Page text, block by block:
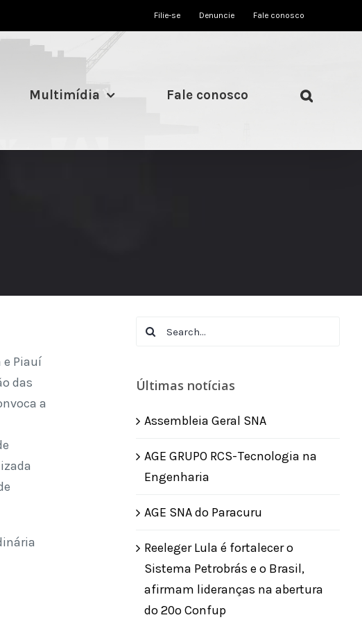
Filie-se Denuncie Fale conosco
Multimídia Fale conosco
e Piauí
das
a
Search
Últimas notícias
Assembleia Geral SNA
AGE GRUPO RCS-Tecnologia na
Engenharia
AGE SNA do Paracuru
Reeleger Lula é fortalecer o
Sistema Petrobrás e o Brasil,
afirmam lideranças na abertura
do 20º Confup